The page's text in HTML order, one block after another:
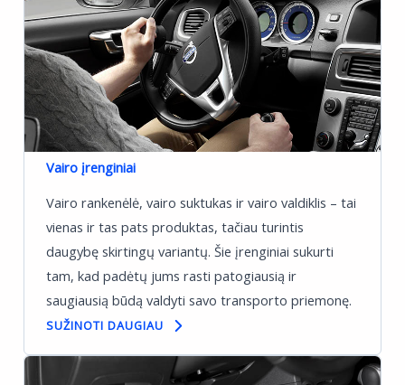
Vairo įrenginiai
Vairo rankenėlė, vairo suktukas ir vairo valdiklis – tai
vienas ir tas pats produktas, tačiau turintis
daugybę skirtingų variantų. Šie įrenginiai sukurti
tam, kad padėtų jums rasti patogiausią ir
saugiausią būdą valdyti savo transporto priemonę.
SUŽINOTI DAUGIAU